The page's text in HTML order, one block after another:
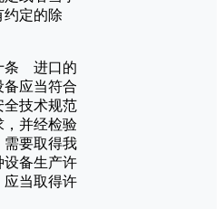
约定的除
条 进口的
备应当符合
全技术规范
，并经检验
需要取得我
设备生产许
应当取得许